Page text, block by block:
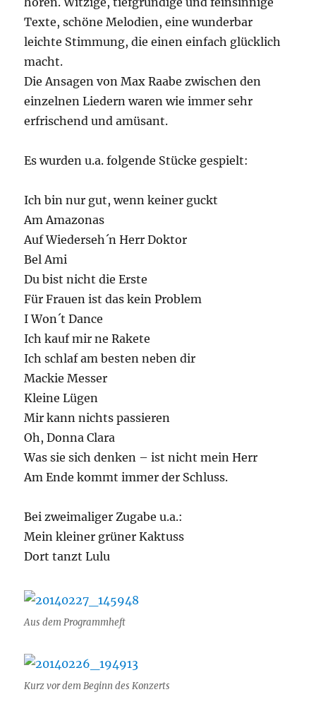
Texte, schöne Melodien, eine wunderbar
leichte Stimmung, die einen einfach glücklich
macht.
Die Ansagen von Max Raabe zwischen den
einzelnen Liedern waren wie immer sehr
erfrischend und amüsant.
Es wurden u.a. folgende Stücke gespielt:
Ich bin nur gut, wenn keiner guckt
Am Amazonas
Auf Wiederseh´n Herr Doktor
Bel Ami
Du bist nicht die Erste
Für Frauen ist das kein Problem
I Won´t Dance
Ich kauf mir ne Rakete
Ich schlaf am besten neben dir
Mackie Messer
Kleine Lügen
Mir kann nichts passieren
Oh, Donna Clara
Was sie sich denken – ist nicht mein Herr
Am Ende kommt immer der Schluss.
Bei zweimaliger Zugabe u.a.:
Mein kleiner grüner Kaktuss
Dort tanzt Lulu
Aus dem Programmheft
Kurz vor dem Beginn des Konzerts